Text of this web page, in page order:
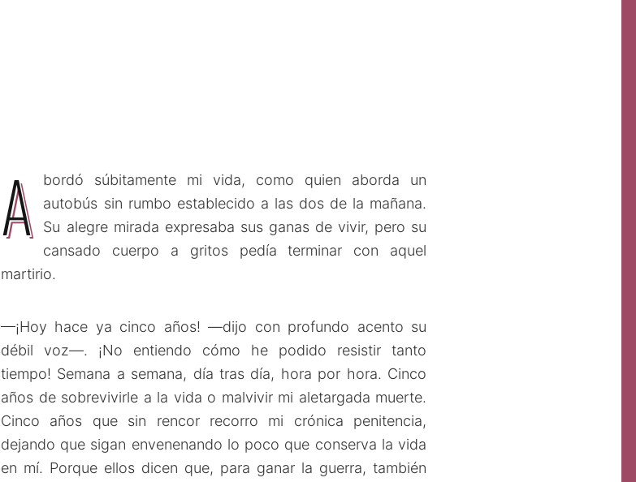
A
bordó súbitamente mi vida, como quien aborda un
autobús sin rumbo establecido a las dos de la mañana.
Su alegre mirada expresaba sus ganas de vivir, pero su
cansado cuerpo a gritos pedía terminar con aquel
martirio.
—¡Hoy hace ya cinco años! —dijo con profundo acento su
débil voz—. ¡No entiendo cómo he podido resistir tanto
tiempo! Semana a semana, día tras día, hora por hora. Cinco
años de sobrevivirle a la vida o malvivir mi aletargada muerte.
Cinco años que sin rencor recorro mi crónica penitencia,
dejando que sigan envenenando lo poco que conserva la vida
en mí. Porque ellos dicen que, para ganar la guerra, también